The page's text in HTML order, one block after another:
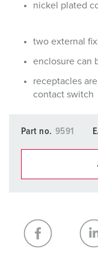
nickel plated
two external
enclosure can
receptacles
contact switch
Part no. 9591
My list